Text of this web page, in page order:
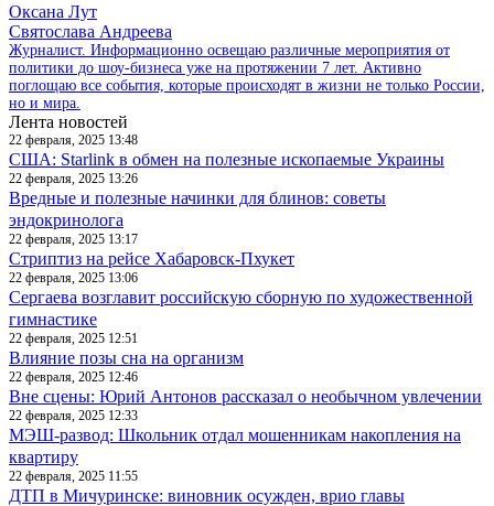
Оксана Лут
Святослава Андреева
Журналист. Информационно освещаю различные мероприятия от
политики до шоу-бизнеса уже на протяжении 7 лет. Активно
поглощаю все события, которые происходят в жизни не только России,
но и мира.
Лента новостей
22 февраля, 2025 13:48
США: Starlink в обмен на полезные ископаемые Украины
22 февраля, 2025 13:26
Вредные и полезные начинки для блинов: советы
эндокринолога
22 февраля, 2025 13:17
Стриптиз на рейсе Хабаровск-Пхукет
22 февраля, 2025 13:06
Сергаева возглавит российскую сборную по художественной
гимнастике
22 февраля, 2025 12:51
Влияние позы сна на организм
22 февраля, 2025 12:46
Вне сцены: Юрий Антонов рассказал о необычном увлечении
22 февраля, 2025 12:33
МЭШ-развод: Школьник отдал мошенникам накопления на
квартиру
22 февраля, 2025 11:55
ДТП в Мичуринске: виновник осужден, врио главы